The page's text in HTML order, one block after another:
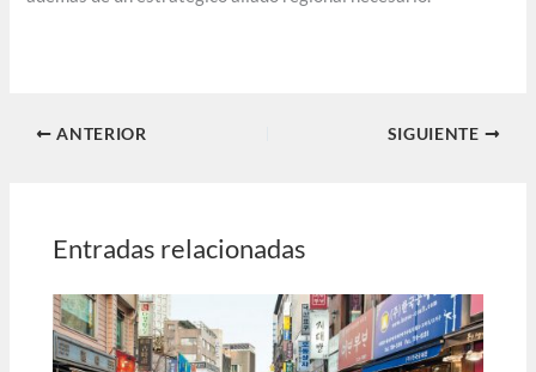
ANTERIOR SIGUIENTE
Entradas relacionadas